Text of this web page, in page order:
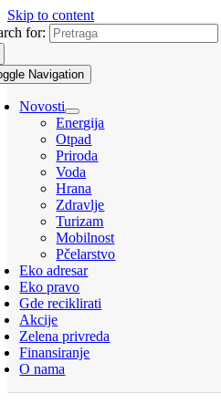
Skip to content
for:
Navigation
Novosti
Energija
Otpad
Priroda
Voda
Hrana
Zdravlje
Turizam
Mobilnost
Pčelarstvo
Eko adresar
Eko pravo
Gde reciklirati
Akcije
Zelena privreda
Finansiranje
O nama